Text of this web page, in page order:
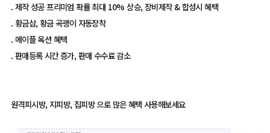
. 제작 성공 프리미엄 확률 최대 10% 상승, 장비제작 & 합성시 혜택
. 황금삽, 황금 곡괭이 자동장착
. 메이플 옥션 혜택
. 판매등록 시간 증가, 판매 수수료 감소
원격피시방, 지피방, 집피방 으로 많은 혜택 사용해보세요